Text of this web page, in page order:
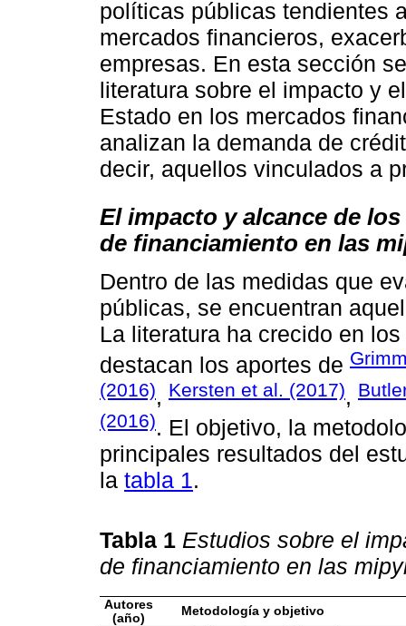
políticas públicas tendientes
mercados financieros,
empresas. En esta sección
literatura sobre el impacto y
Estado en los mercados
analizan la demanda de
decir, aquellos vinculados a
El impacto y alcance de
de financiamiento en las
Dentro de las medidas que
públicas, se encuentran
La literatura ha crecido en
destacan los aportes de
(2016), Kersten et al. (2017),
(2016). El objetivo, la
principales resultados del
la tabla 1.
Tabla 1 Estudios sobre el
de financiamiento en las
Autores
(año)
Metodología y objetivo